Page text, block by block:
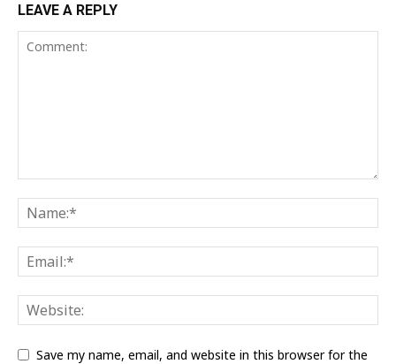
LEAVE A REPLY
Save my name, email, and website in this browser for the